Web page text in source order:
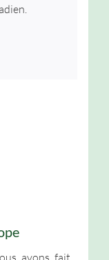
avons fait